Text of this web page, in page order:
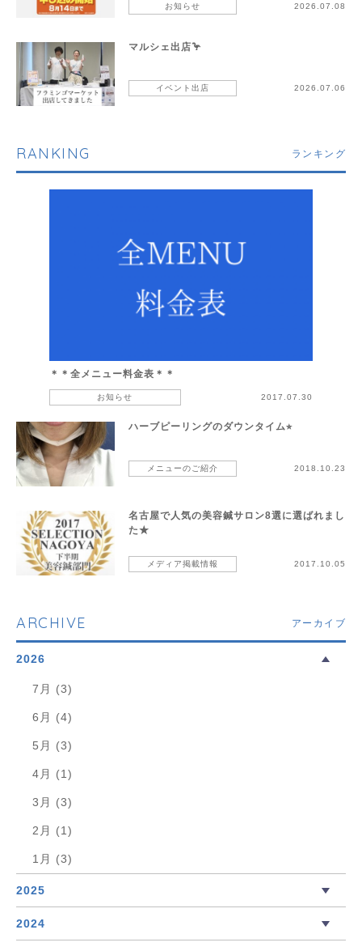
お知らせ 2026.07.08
マルシェ出店🦩
イベント出店 2026.07.06
RANKING ランキング
＊＊全メニュー料金表＊＊
お知らせ 2017.07.30
ハーブピーリングのダウンタイム⭐︎
メニューのご紹介 2018.10.23
名古屋で人気の美容鍼サロン8選に選ばれまし
た★
メディア掲載情報 2017.10.05
ARCHIVE アーカイブ
2026
7月 (3)
6月 (4)
5月 (3)
4月 (1)
3月 (3)
2月 (1)
1月 (3)
2025
2024